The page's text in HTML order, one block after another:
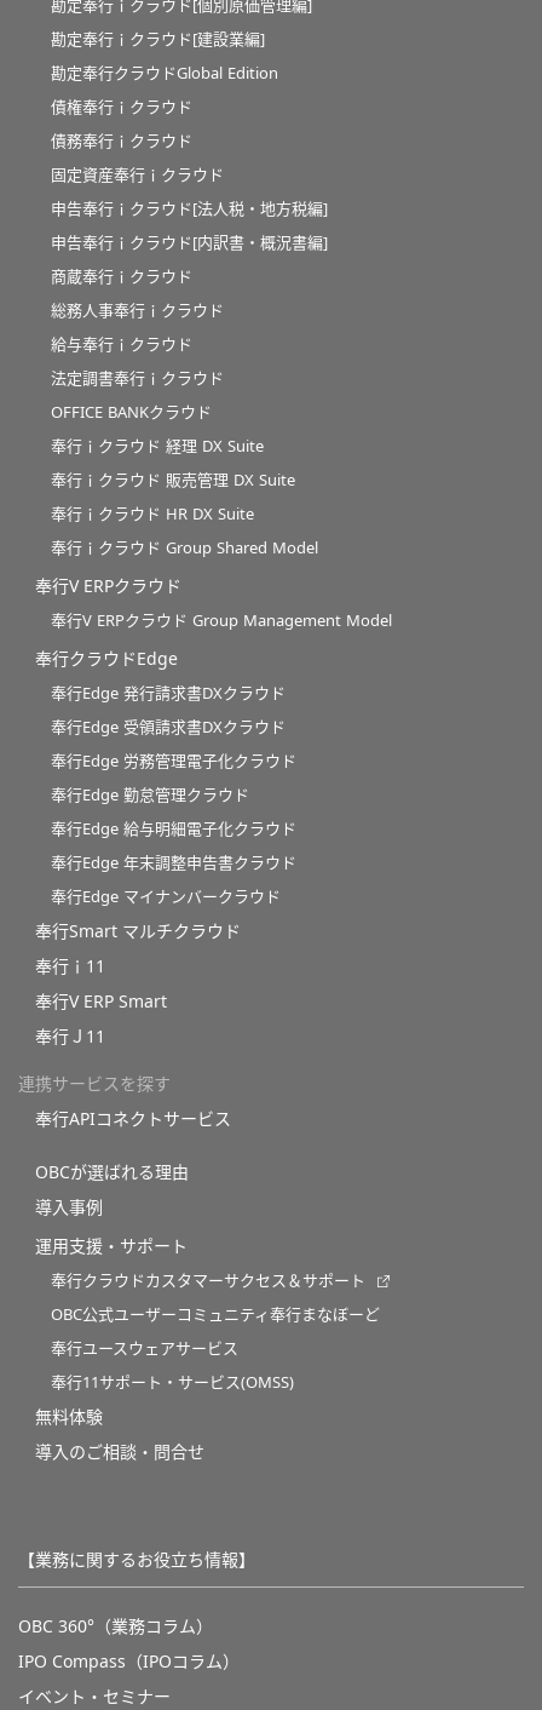
勘定奉行ｉクラウド[個別原価管理編]
勘定奉行ｉクラウド[建設業編]
勘定奉行クラウドGlobal Edition
債権奉行ｉクラウド
債務奉行ｉクラウド
固定資産奉行ｉクラウド
申告奉行ｉクラウド[法人税・地方税編]
申告奉行ｉクラウド[内訳書・概況書編]
商蔵奉行ｉクラウド
総務人事奉行ｉクラウド
給与奉行ｉクラウド
法定調書奉行ｉクラウド
OFFICE BANKクラウド
奉行ｉクラウド 経理 DX Suite
奉行ｉクラウド 販売管理 DX Suite
奉行ｉクラウド HR DX Suite
奉行ｉクラウド Group Shared Model
奉行V ERPクラウド
奉行V ERPクラウド Group Management Model
奉行クラウドEdge
奉行Edge 発行請求書DXクラウド
奉行Edge 受領請求書DXクラウド
奉行Edge 労務管理電子化クラウド
奉行Edge 勤怠管理クラウド
奉行Edge 給与明細電子化クラウド
奉行Edge 年末調整申告書クラウド
奉行Edge マイナンバークラウド
奉行Smart マルチクラウド
奉行ｉ11
奉行V ERP Smart
奉行Ｊ11
連携サービスを探す
奉行APIコネクトサービス
OBCが選ばれる理由
導入事例
運用支援・サポート
奉行クラウドカスタマーサクセス＆サポート
OBC公式ユーザーコミュニティ奉行まなぼーど
奉行ユースウェアサービス
奉行11サポート・サービス(OMSS)
無料体験
導入のご相談・問合せ
【業務に関するお役立ち情報】
OBC 360°（業務コラム）
IPO Compass（IPOコラム）
イベント・セミナー